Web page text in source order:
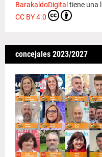
BarakaldoDigital tiene una
CC BY 4.0
concejales 2023/2027